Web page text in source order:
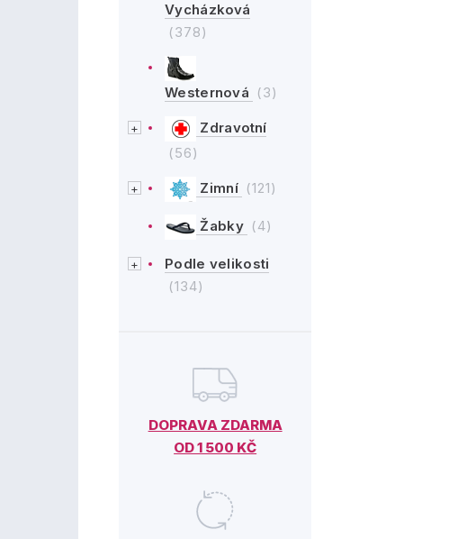
Vycházková
(378)
Westernová (3)
Zdravotní
(56)
Zimní (121)
Žabky (4)
Podle velikosti
(134)
DOPRAVA ZDARMA
OD 1 500 KČ